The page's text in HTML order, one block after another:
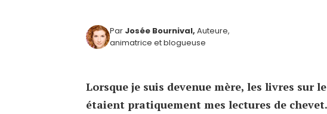
Par Josée Bournival, Auteure,
animatrice et blogueuse
Lorsque je suis devenue mère, les livres sur
étaient pratiquement mes lectures de